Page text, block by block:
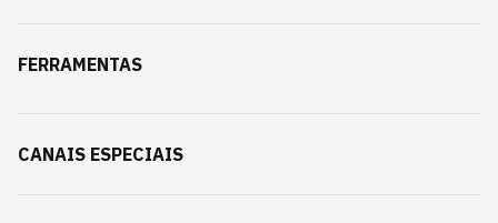
FERRAMENTAS
CANAIS ESPECIAIS